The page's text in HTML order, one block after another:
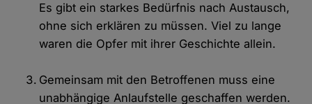
Es gibt ein starkes Bedürfnis nach Austausch,
ohne sich erklären zu müssen. Viel zu lange
waren die Opfer mit ihrer Geschichte allein.
Gemeinsam mit den Betroffenen muss eine
unabhängige Anlaufstelle geschaffen werden.